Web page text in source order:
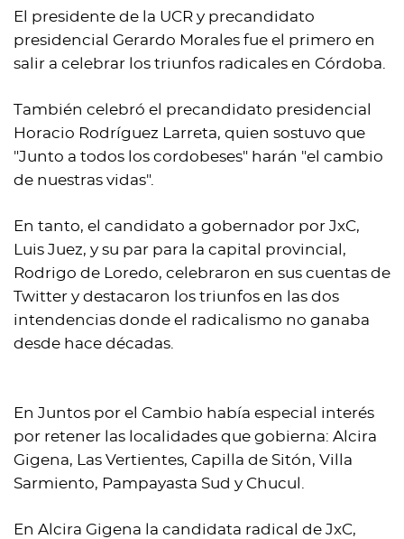
El presidente de la UCR y precandidato
presidencial Gerardo Morales fue el primero en
salir a celebrar los triunfos radicales en Córdoba.
También celebró el precandidato presidencial
Horacio Rodríguez Larreta, quien sostuvo que
"Junto a todos los cordobeses" harán "el cambio
de nuestras vidas".
En tanto, el candidato a gobernador por JxC,
Luis Juez, y su par para la capital provincial,
Rodrigo de Loredo, celebraron en sus cuentas de
Twitter y destacaron los triunfos en las dos
intendencias donde el radicalismo no ganaba
desde hace décadas.
En Juntos por el Cambio había especial interés
por retener las localidades que gobierna: Alcira
Gigena, Las Vertientes, Capilla de Sitón, Villa
Sarmiento, Pampayasta Sud y Chucul.
En Alcira Gigena la candidata radical de JxC,